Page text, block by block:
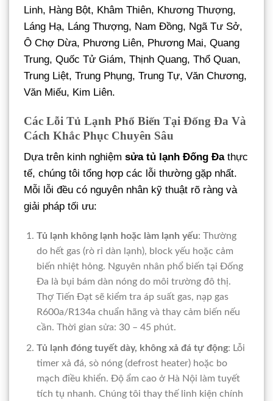
Linh, Hàng Bột, Khâm Thiên, Khương Thượng,
Láng Hạ, Láng Thượng, Nam Đồng, Ngã Tư Sở,
Ô Chợ Dừa, Phương Liên, Phương Mai, Quang
Trung, Quốc Tử Giám, Thịnh Quang, Thổ Quan,
Trung Liệt, Trung Phụng, Trung Tự, Văn Chương,
Văn Miếu, Kim Liên.
Các Lỗi Tủ Lạnh Phổ Biến Tại Đống Đa Và
Cách Khắc Phục Chuyên Sâu
Dựa trên kinh nghiệm sửa tủ lạnh Đống Đathực
tế, chúng tôi tổng hợp các lỗi thường gặp nhất.
Mỗi lỗi đều có nguyên nhân kỹ thuật rõ ràng và
giải pháp tối ưu:
Tủ lạnh không lạnh hoặc làm lạnh yếu: Thường
do hết gas (rò rỉ dàn lạnh), block yếu hoặc cảm
biến nhiệt hỏng. Nguyên nhân phổ biến tại Đống
Đa là bụi bám dàn nóng do môi trường đô thị.
Thợ Tiến Đạt sẽ kiểm tra áp suất gas, nạp gas
R600a/R134a chuẩn hãng và thay cảm biến nếu
cần. Thời gian sửa: 30 – 45 phút.
Tủ lạnh đóng tuyết dày, không xả đá tự động: Lỗi
timer xả đá, sò nóng (defrost heater) hoặc bo
mạch điều khiển. Độ ẩm cao ở Hà Nội làm tuyết
tích tụ nhanh. Chúng tôi thay thế linh kiện chính